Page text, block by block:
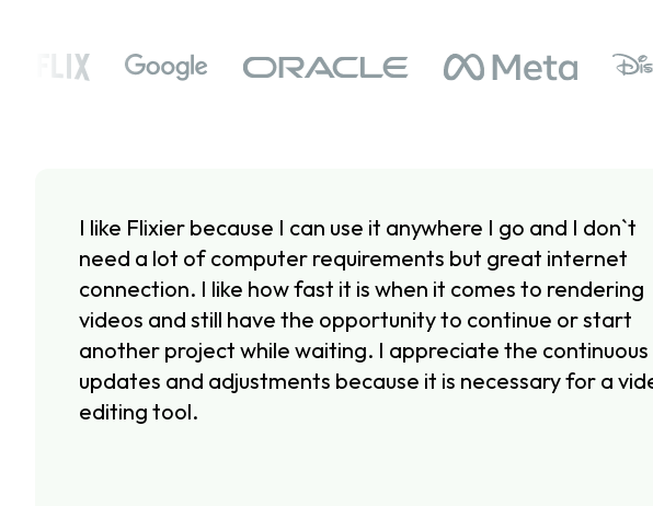
I like Flixier because I can use it anywhere I go and I don`t
need a lot of computer requirements but great internet
connection. I like how fast it is when it comes to rendering
videos and still have the opportunity to continue or start
another project while waiting. I appreciate the continuous
updates and adjustments because it is necessary for a
editing tool.